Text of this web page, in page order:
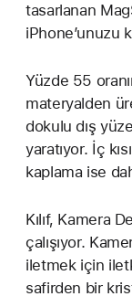
tasarlanan
iPhone’unuzu
Yüzde 55
materyalden
dokulu dış
yaratıyor. İç
kaplama ise
Kılıf, Kamera
çalışıyor.
iletmek için
safirden bir